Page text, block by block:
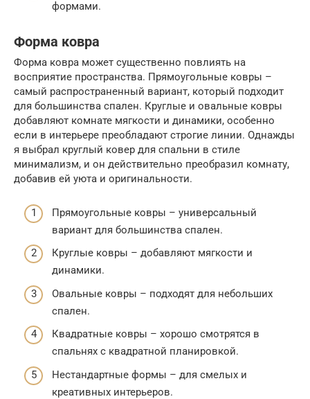
формами.
Форма ковра
Форма ковра может существенно повлиять на
восприятие пространства. Прямоугольные ковры –
самый распространенный вариант, который подходит
для большинства спален. Круглые и овальные ковры
добавляют комнате мягкости и динамики, особенно
если в интерьере преобладают строгие линии. Однажды
я выбрал круглый ковер для спальни в стиле
минимализм, и он действительно преобразил комнату,
добавив ей уюта и оригинальности.
Прямоугольные ковры – универсальный
вариант для большинства спален.
Круглые ковры – добавляют мягкости и
динамики.
Овальные ковры – подходят для небольших
спален.
Квадратные ковры – хорошо смотрятся в
спальнях с квадратной планировкой.
Нестандартные формы – для смелых и
креативных интерьеров.